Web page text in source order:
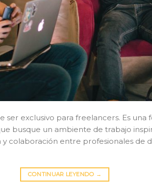
ser exclusivo para freelancers. Es
busque un ambiente de trabajo
colaboración entre profesionales de
CONTINUAR LEYENDO →